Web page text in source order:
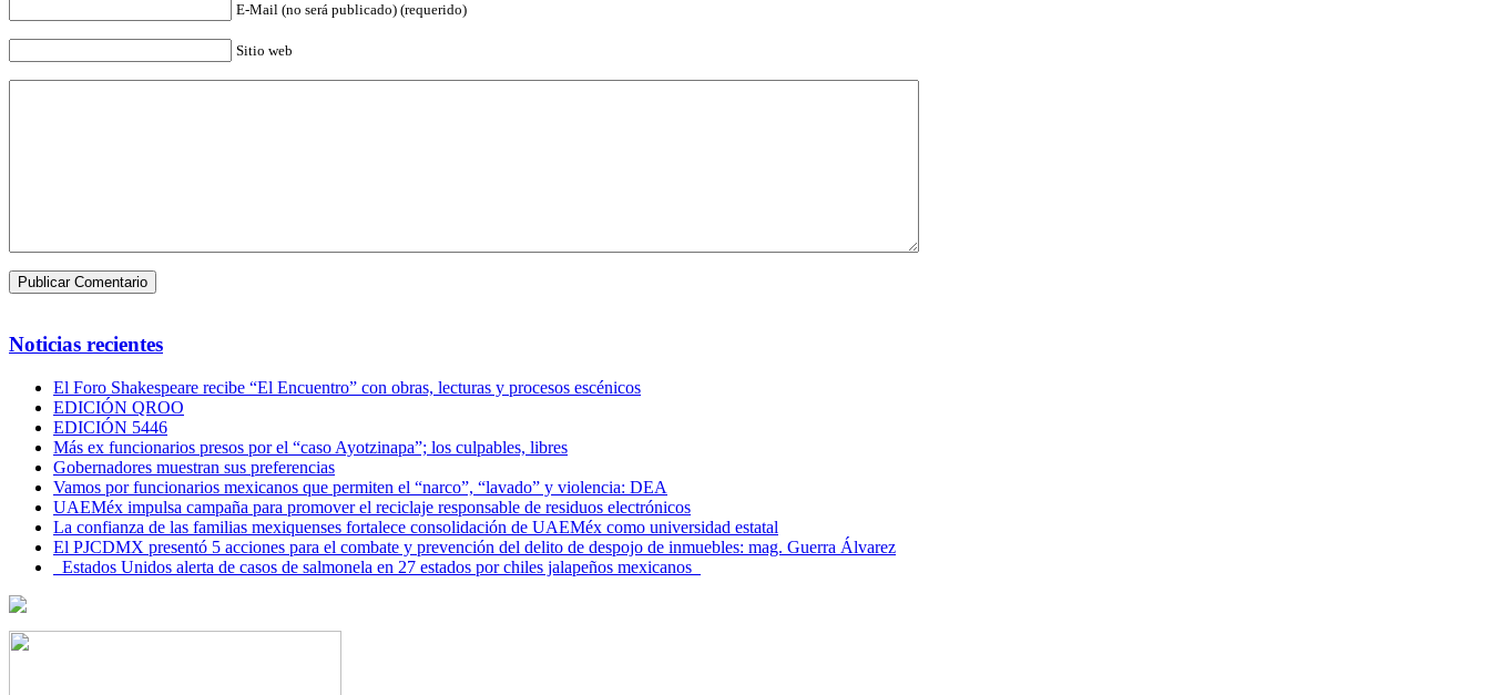
E-Mail (no será publicado) (requerido)
Sitio web
Noticias recientes
El Foro Shakespeare recibe “El Encuentro” con obras, lecturas y procesos escénicos
EDICIÓN QROO
EDICIÓN 5446
Más ex funcionarios presos por el “caso Ayotzinapa”; los culpables, libres
Gobernadores muestran sus preferencias
Vamos por funcionarios mexicanos que permiten el “narco”, “lavado” y violencia: DEA
UAEMéx impulsa campaña para promover el reciclaje responsable de residuos electrónicos
La confianza de las familias mexiquenses fortalece consolidación de UAEMéx como universidad estatal
El PJCDMX presentó 5 acciones para el combate y prevención del delito de despojo de inmuebles: mag. Guerra Álvarez
Estados Unidos alerta de casos de salmonela en 27 estados por chiles jalapeños mexicanos